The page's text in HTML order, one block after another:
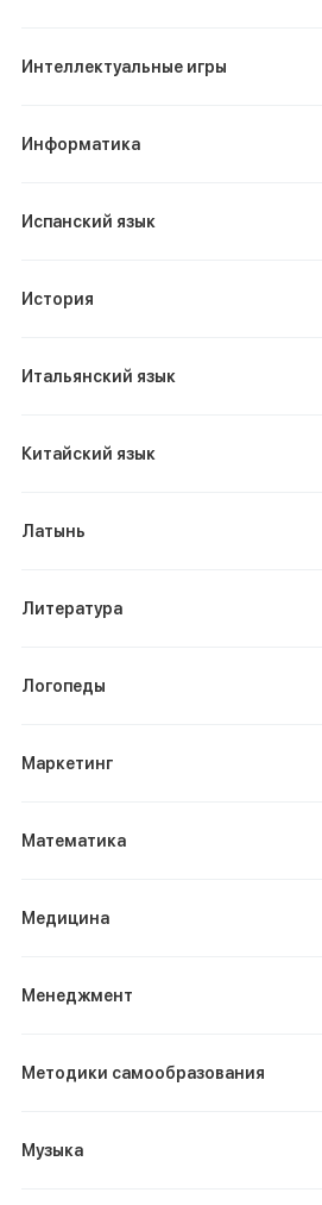
Интеллектуальные игры
Информатика
Испанский язык
История
Итальянский язык
Китайский язык
Латынь
Литература
Логопеды
Маркетинг
Математика
Медицина
Менеджмент
Методики самообразования
Музыка